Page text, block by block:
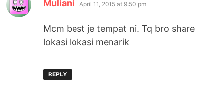
Muliani April 11, 2015 at 9:50 pm
Mcm best je tempat ni. Tq bro share
lokasi lokasi menarik
REPLY